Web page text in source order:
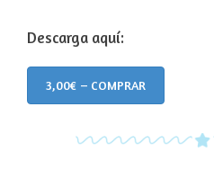
Descarga aquí:
3,00€ – COMPRAR